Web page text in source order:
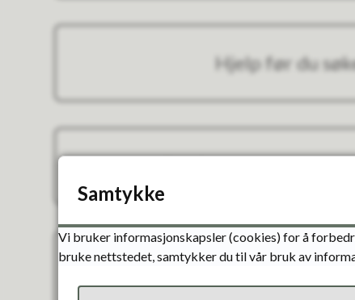
Hjelp før du
Endre bruken av
Samtykke
Vi bruker informasjonskapsler (cookies) for å
bruke nettstedet, samtykker du til vår bruk av